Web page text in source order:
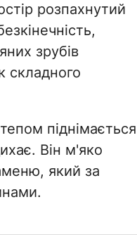
розпахнутий
зрубів
складного
піднімається
Він м'яко
який за